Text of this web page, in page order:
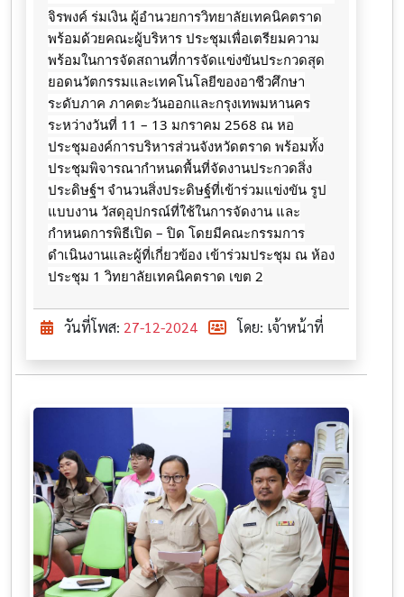
จิรพงค์ ร่มเงิน ผู้อำนวยการวิทยาลัยเทคนิคตราด
พร้อมด้วยคณะผู้บริหาร ประชุมเพื่อเตรียมความ
พร้อมในการจัดสถานที่การจัดแข่งขันประกวดสุด
ยอดนวัตกรรมและเทคโนโลยีของอาชีวศึกษา
ระดับภาค ภาคตะวันออกและกรุงเทพมหานคร
ระหว่างวันที่ 11 – 13 มกราคม 2568 ณ หอ
ประชุมองค์การบริหารส่วนจังหวัดตราด พร้อมทั้ง
ประชุมพิจารณากำหนดพื้นที่จัดงานประกวดสิ่ง
ประดิษฐ์ฯ จำนวนสิ่งประดิษฐ์ที่เข้าร่วมแข่งขัน รูป
แบบงาน วัสดุอุปกรณ์ที่ใช้ในการจัดงาน และ
กำหนดการพิธีเปิด – ปิด โดยมีคณะกรรมการ
ดำเนินงานและผู้ที่เกี่ยวข้อง เข้าร่วมประชุม ณ ห้อง
ประชุม 1 วิทยาลัยเทคนิคตราด เขต 2
วันที่โพส: 27-12-2024 โดย: เจ้าหน้าที่